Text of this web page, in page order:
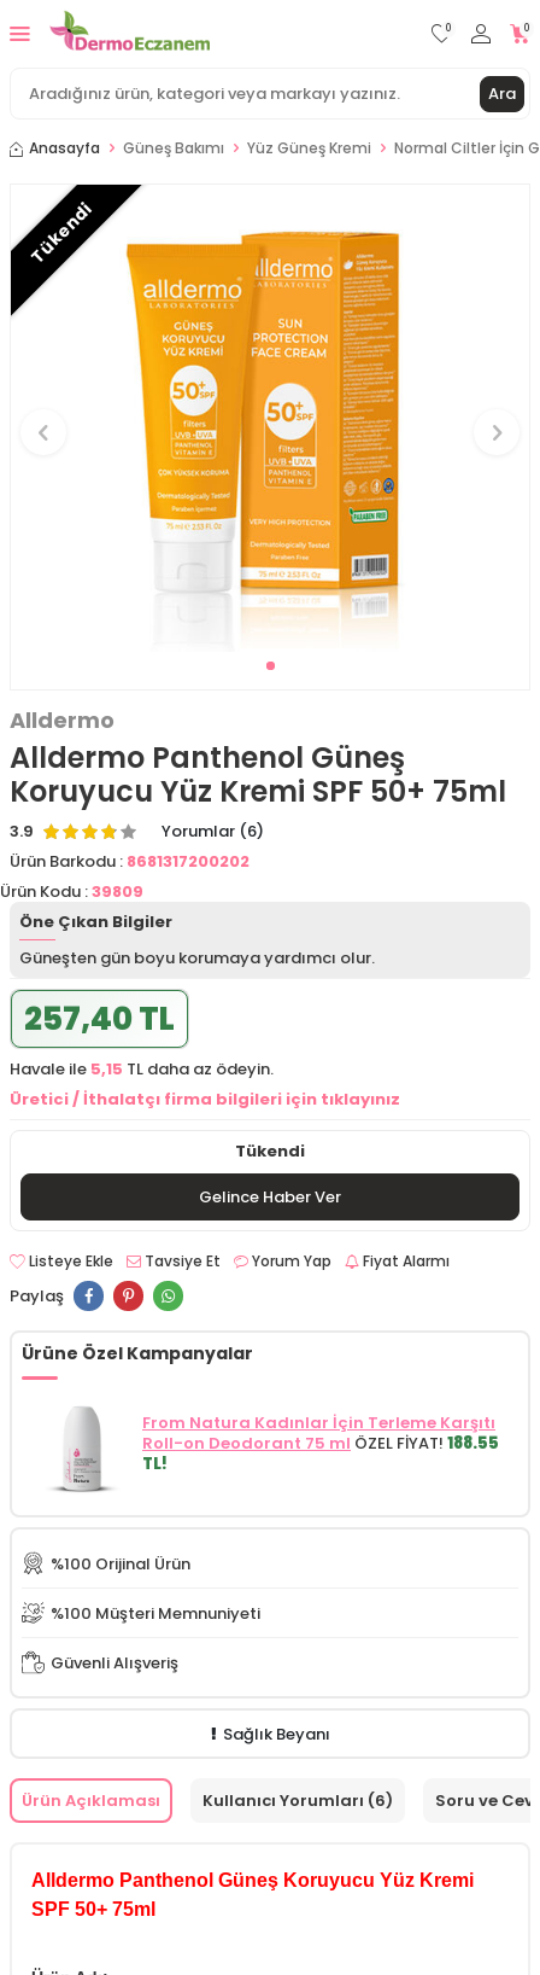
Ara
0 0
Anasayfa Güneş Bakımı Yüz Güneş Kremi Normal Ciltler İçin
Tükendi
Alldermo
Alldermo Panthenol Güneş
Koruyucu Yüz Kremi SPF 50+ 75ml
3.9
Yorumlar (6)
Ürün Barkodu : 8681317200202
Ürün Kodu :39809
Öne Çıkan Bilgiler
Güneşten gün boyu korumaya yardımcı olur.
257,40 TL
Havale ile 5,15 TL daha az ödeyin.
Üretici / İthalatçı firma bilgileri için tıklayınız
Tükendi
Gelince Haber Ver
Listeye Ekle Tavsiye Et Yorum Yap Fiyat Alarmı
Paylaş
Ürüne Özel Kampanyalar
From Natura Kadınlar İçin Terleme Karşıtı
Roll-on Deodorant 75 ml ÖZEL FİYAT! 188.55
TL!
%100 Orijinal Ürün
%100 Müşteri Memnuniyeti
Güvenli Alışveriş
Sağlık Beyanı
Ürün Açıklaması Kullanıcı Yorumları (6) Soru ve
Alldermo Panthenol Güneş Koruyucu Yüz Kremi
SPF 50+ 75ml